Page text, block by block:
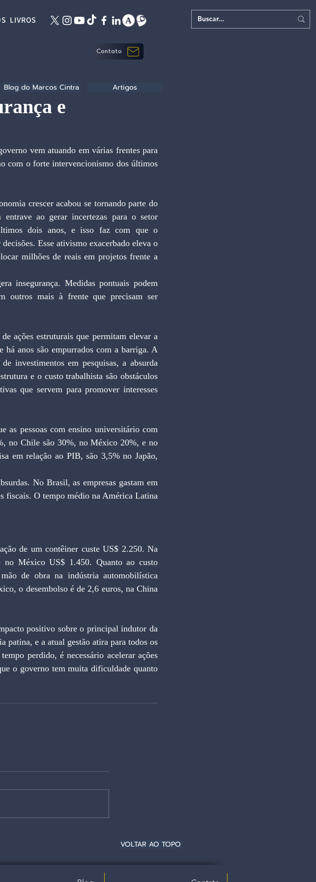
LIVROS
Contato
e
vem atuando em várias frentes para
com o forte intervencionismo dos últimos
crescer acabou se tornando parte do
ao gerar incertezas para o setor
dois anos, e isso faz com que o
Esse ativismo exacerbado eleva o
milhões de reais em projetos frente a
insegurança. Medidas pontuais podem
outros mais à frente que precisam ser
ações estruturais que permitam elevar a
há anos são empurrados com a barriga. A
investimentos em pesquisas, a absurda
e o custo trabalhista são obstáculos
que servem para promover interesses
as pessoas com ensino universitário com
no Chile são 30%, no México 20%, e no
em relação ao PIB, são 3,5% no Japão,
No Brasil, as empresas gastam em
fiscais. O tempo médio na América Latina
de um contêiner custe US$ 2.250. Na
México US$ 1.450. Quanto ao custo
de obra na indústria automobilística
o desembolso é de 2,6 euros, na China
positivo sobre o principal indutor da
patina, e a atual gestão atira para todos os
perdido, é necessário acelerar ações
o governo tem muita dificuldade quanto
Blog do Marcos Cintra Artigos
VOLTAR AO TOPO